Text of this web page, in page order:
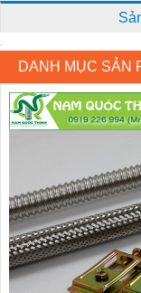
DANH MỤC SẢN